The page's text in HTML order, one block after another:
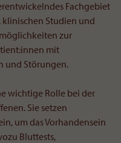
Fachgebiet
Studien und
zur
mit
und Störungen.
wichtige Rolle bei der
Sie setzen
um das Vorhandensein
Bluttests,